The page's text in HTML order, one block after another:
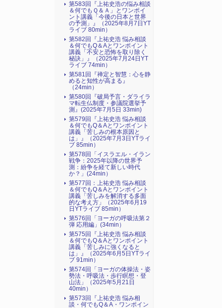
第583回『上祐史浩の悩み相談
＆何でもＱ＆Ａ」とワンポイ
ント講義「今後の日本と世界
の予測」』（2025年8月7日YT
ライブ 80min）
第582回『上祐史浩 悩み相談
＆何でもQ＆Aとワンポイント
講義「不安と恐怖を取り除く
秘訣」』（2025年7月24日YT
ライブ 74min）
第581回『禅定と智慧：心を静
めると知性が高まる』
（24min）
第580回『破局予言・ダライラ
マ転生仏制度・参議院選挙予
測』(2025年7月5日 33min)
第579回『上祐史浩 悩み相談
＆何でもQ＆Aとワンポイント
講義「苦しみの根本原因と
は」』（2025年7月3日YTライ
ブ 85min）
第578回「イスラエル・イラン
戦争：2025年以降の世界予
測：紛争を経て新しい時代
か？」(24min）
第577回：上祐史浩 悩み相談
＆何でもQ＆Aとワンポイント
講義「苦しみを解消する多面
的な考え方」（2025年6月19
日YTライブ 85min）
第576回「ヨーガの呼吸法第２
弾 応用編」(34min）
第575回『上祐史浩 悩み相談
＆何でもQ＆Aとワンポイント
講義「苦しみに強くなると
は」』（2025年6月5日YTライ
ブ 91min）
第574回「ヨーガの体操法・姿
勢法・呼吸法・歩行瞑想・登
山法」（2025年5月21日
40min）
第573回『上祐史浩 悩み相
談・何でもQ＆A・ワンポイン